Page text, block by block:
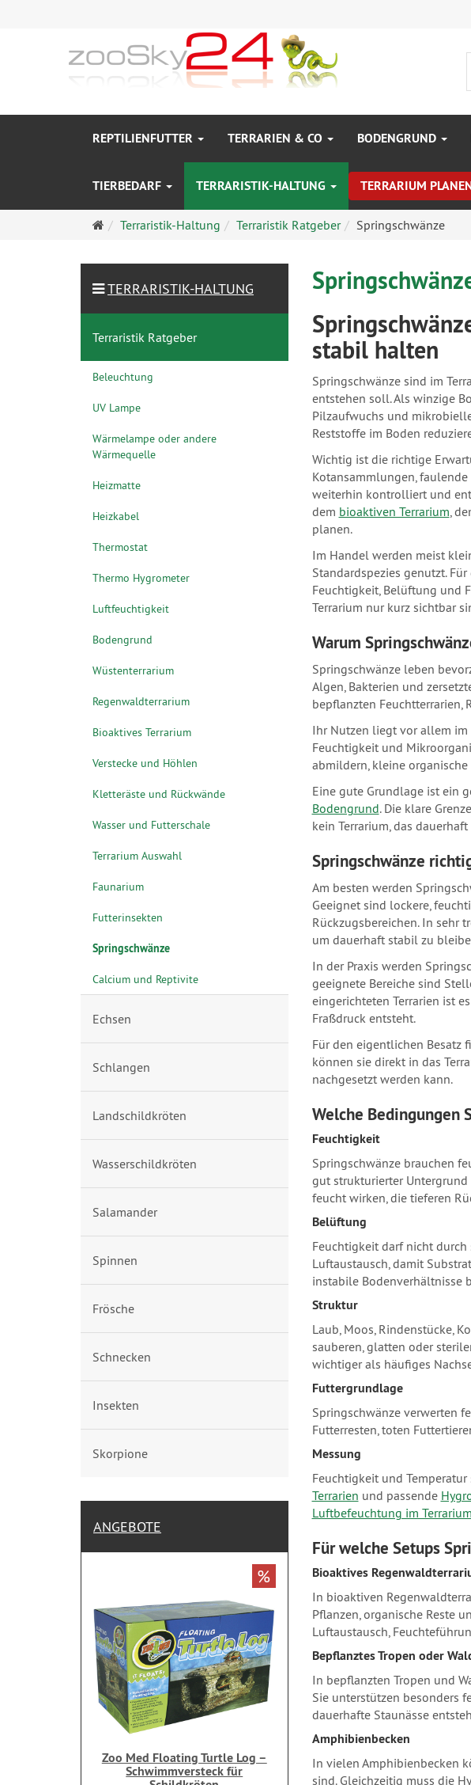
REPTILIENFUTTER TERRARIEN & CO BODENGRUND
TIERBEDARF TERRARISTIK-HALTUNG TERRARIUM
Startseite
Terraristik-Haltung Terraristik Ratgeber Springschwänze
stabil halten
Springschwänze sind im
entstehen soll. Als winzige
Pilzaufwuchs und
Reststoffe im Boden
Wichtig ist die richtige
Kotansammlungen,
weiterhin kontrolliert und
dem bioaktiven Terrarium,
planen.
Im Handel werden meist
Standardspezies genutzt.
Feuchtigkeit, Belüftung und
Terrarium nur kurz sichtbar
Warum
Springschwänze leben
Algen, Bakterien und
bepflanzten Feuchtterrarien,
Ihr Nutzen liegt vor allem im
Feuchtigkeit und
abmildern, kleine
Eine gute Grundlage ist ein
Bodengrund. Die klare
kein Terrarium, das
Springschwänze
Am besten werden
Geeignet sind lockere,
Rückzugsbereichen. In sehr
um dauerhaft stabil zu
In der Praxis werden
geeignete Bereiche sind
eingerichteten Terrarien ist
Fraßdruck entsteht.
Für den eigentlichen Besatz
können sie direkt in das
nachgesetzt werden kann.
Welche Bedingungen
Feuchtigkeit
Springschwänze brauchen
gut strukturierter
feucht wirken, die tieferen
Belüftung
Feuchtigkeit darf nicht
Luftaustausch, damit
instabile Bodenverhältnisse
Struktur
Laub, Moos, Rindenstücke,
sauberen, glatten oder
wichtiger als häufiges
Futtergrundlage
Springschwänze verwerten
Futterresten, toten
Messung
Feuchtigkeit und
Terrarien und passende
Luftbefeuchtung im Terrarium
Für welche Setups
Bioaktives
In bioaktiven
Pflanzen, organische Reste
Luftaustausch,
Bepflanztes Tropen oder
In bepflanzten Tropen und
Sie unterstützen besonders
dauerhafte Staunässe
Amphibienbecken
In vielen Amphibienbecken
sind. Gleichzeitig muss die
TERRARISTIK-HALTUNG
Terraristik Ratgeber
Beleuchtung
UV Lampe
Wärmelampe oder andere
Wärmequelle
Heizmatte
Heizkabel
Thermostat
Thermo Hygrometer
Luftfeuchtigkeit
Bodengrund
Wüstenterrarium
Regenwaldterrarium
Bioaktives Terrarium
Verstecke und Höhlen
Kletteräste und Rückwände
Wasser und Futterschale
Terrarium Auswahl
Faunarium
Futterinsekten
Springschwänze
Calcium und Reptivite
Echsen
Schlangen
Landschildkröten
Wasserschildkröten
Salamander
Spinnen
Frösche
Schnecken
Insekten
Skorpione
ANGEBOTE
Zoo Med Floating Turtle Log –
Schwimmversteck für
%